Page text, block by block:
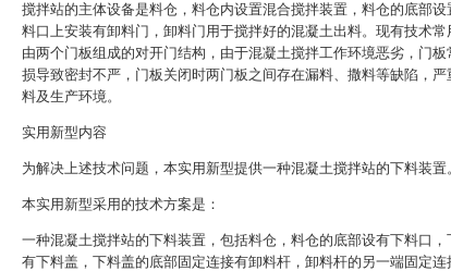
搅拌站的主体设备是料仓，料仓内设置混合搅拌装置，料仓的底部设
料口上安装有卸料门，卸料门用于搅拌好的混凝土出料。现有技术常
由两个门板组成的对开门结构，由于混凝土搅拌工作环境恶劣，门
损导致密封不严，门板关闭时两门板之间存在漏料、撒料等缺陷，严
料及生产环境。
实用新型内容
为解决上述技术问题，本实用新型提供一种混凝土搅拌站的下料装置
本实用新型采用的技术方案是：
一种混凝土搅拌站的下料装置，包括料仓，料仓的底部设有下料口，
有下料盖，下料盖的底部固定连接有卸料杆，卸料杆的另一端固定连